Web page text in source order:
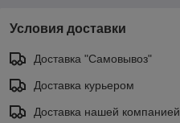
Условия доставки
Доставка "Самовывоз"
Доставка курьером
Доставка нашей компанией